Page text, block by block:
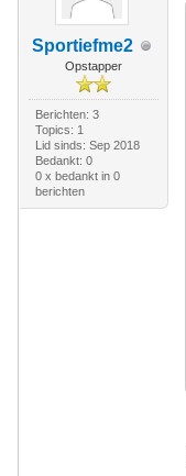
Sportiefme2
Opstapper
Berichten: 3
Topics: 1
Lid sinds: Sep 2018
Bedankt: 0
0 x bedankt in 0
berichten